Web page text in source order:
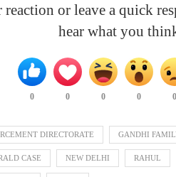
reaction or leave a quick
hear what you
0 0 0 0
DIRECTORATE GANDHI
CASE NEW DELHI RAHUL